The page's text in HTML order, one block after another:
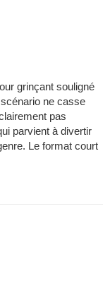
grinçant souligné
ne casse
pas
parvient à divertir
Le format court